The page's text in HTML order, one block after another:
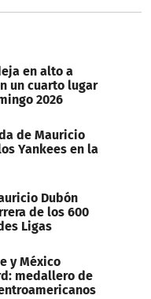
en alto a
un cuarto lugar
2026
de Mauricio
Yankees en la
Dubón
de los 600
Ligas
y México
medallero de